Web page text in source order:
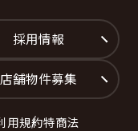
採用情報
店舗物件募集
用規約特商法